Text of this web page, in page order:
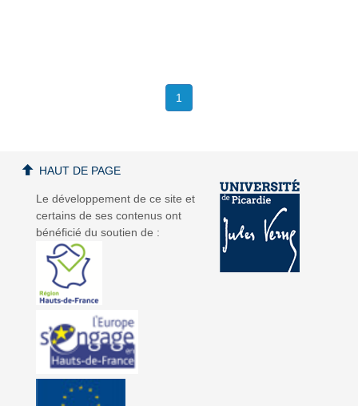
1
Le développement de ce site et
certains de ses contenus ont
bénéficié du soutien de :
HAUT DE PAGE